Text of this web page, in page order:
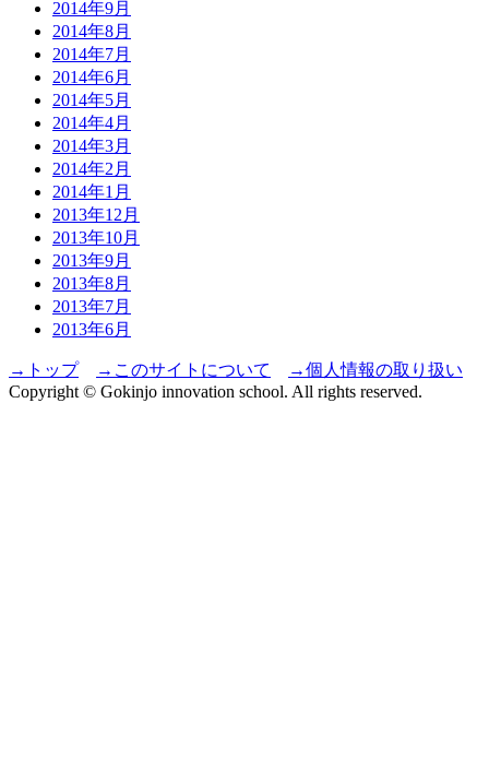
2014年9月
2014年8月
2014年7月
2014年6月
2014年5月
2014年4月
2014年3月
2014年2月
2014年1月
2013年12月
2013年10月
2013年9月
2013年8月
2013年7月
2013年6月
→トップ →このサイトについて
→個人情報の取り扱い
Copyright © Gokinjo innovation school. All rights reserved.